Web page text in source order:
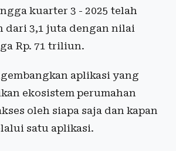
kuarter 3 - 2025 telah
dari 3,1 juta dengan nilai
Rp. 71 triliun.
aplikasi yang
ekosistem perumahan
oleh siapa saja dan kapan
satu aplikasi.